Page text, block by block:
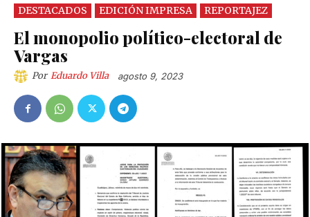
DESTACADOS EDICIÓN IMPRESA REPORTAJEZ
El monopolio político-electoral de
Vargas
Por Eduardo Villa agosto 9, 2023